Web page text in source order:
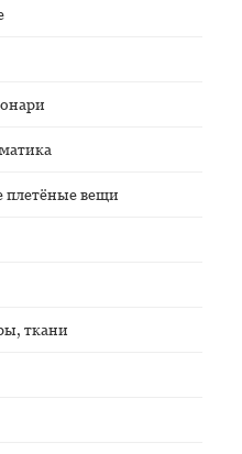
плетёные вещи
ткани